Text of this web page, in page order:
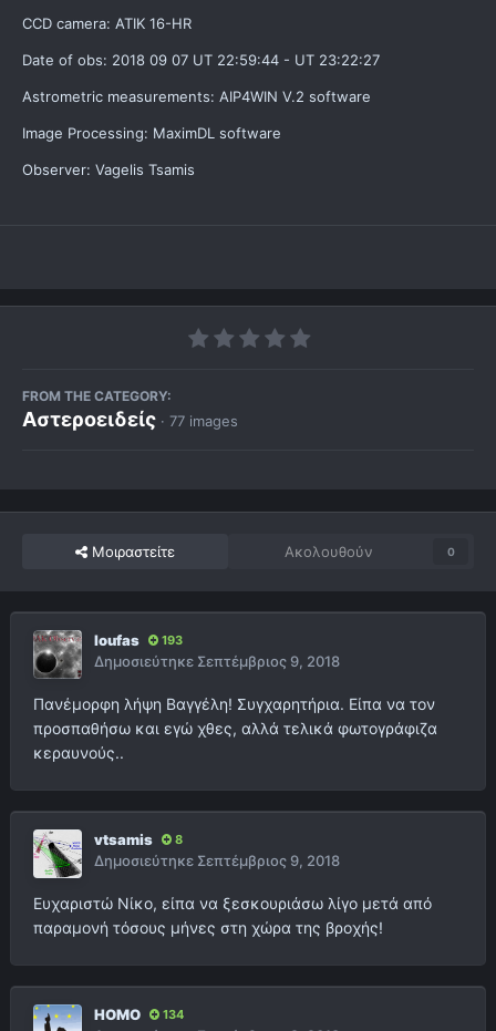
CCD camera: ATIK 16-HR
Date of obs: 2018 09 07 UT 22:59:44 - UT 23:22:27
Astrometric measurements: AIP4WIN V.2 software
Image Processing: MaximDL software
Observer: Vagelis Tsamis
FROM THE CATEGORY:
Αστεροειδείς · 77 images
Μοιραστείτε Ακολουθούν 0
loufas 193
Δημοσιεύτηκε Σεπτέμβριος 9, 2018
Πανέμορφη λήψη Βαγγέλη! Συγχαρητήρια. Είπα να τον
προσπαθήσω και εγώ χθες, αλλά τελικά φωτογράφιζα
κεραυνούς..
vtsamis 8
Δημοσιεύτηκε Σεπτέμβριος 9, 2018
Ευχαριστώ Νίκο, είπα να ξεσκουριάσω λίγο μετά από
παραμονή τόσους μήνες στη χώρα της βροχής!
HOMO 134